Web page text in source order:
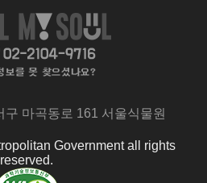
튜
브
페
이
이
스
타
페
이
이
구 마곡동로 161 서울식물원
Government all rights
reserved.